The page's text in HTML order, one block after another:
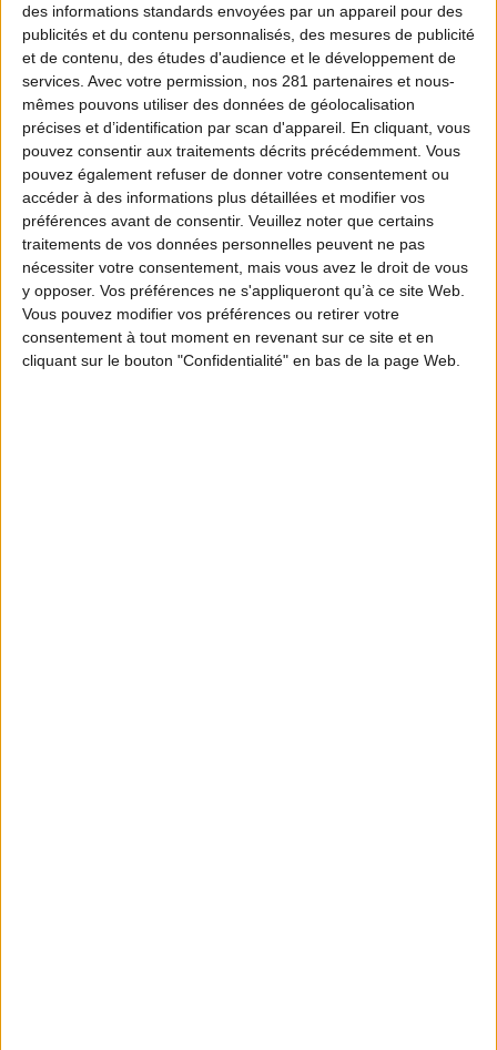
des informations standards envoyées par un appareil pour des
publicités et du contenu personnalisés, des mesures de publicité
et de contenu, des études d'audience et le développement de
services. Avec votre permission, nos 281 partenaires et nous-
mêmes pouvons utiliser des données de géolocalisation
précises et d’identification par scan d'appareil. En cliquant, vous
pouvez consentir aux traitements décrits précédemment. Vous
pouvez également refuser de donner votre consentement ou
accéder à des informations plus détaillées et modifier vos
préférences avant de consentir. Veuillez noter que certains
traitements de vos données personnelles peuvent ne pas
nécessiter votre consentement, mais vous avez le droit de vous
y opposer. Vos préférences ne s'appliqueront qu’à ce site Web.
Vous pouvez modifier vos préférences ou retirer votre
consentement à tout moment en revenant sur ce site et en
cliquant sur le bouton "Confidentialité" en bas de la page Web.
La FNC a l’objectif de faire de cette
plateforme de signalement un réel baromètre
des violences faites aux chasseurs dans
l’exercice de leur loisir. Ce baromètre a pour
vocation de combattre la banalisation de
cette violence qui touche différentes
typologies de population. Les chasseurs n’y
font pas exception.